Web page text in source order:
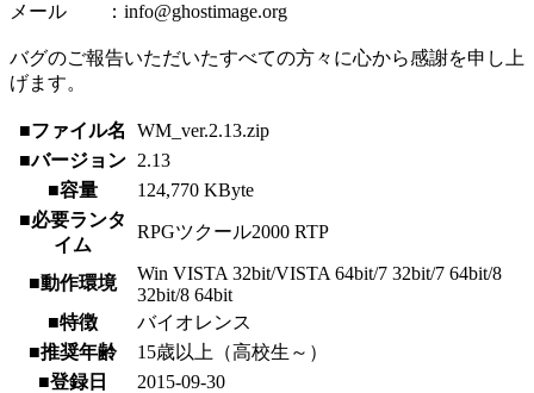
メール ：info@ghostimage.org
バグのご報告いただいたすべての方々に心から感謝を申し上
げます。
■ファイル名
WM_ver.2.13.zip
■バージョン 2.13
■容量
124,770 KByte
■必要ランタ
イム
RPGツクール2000 RTP
■動作環境
Win VISTA 32bit/VISTA 64bit/7 32bit/7 64bit/8
32bit/8 64bit
■特徴
バイオレンス
■推奨年齢
15歳以上（高校生～）
■登録日
2015-09-30